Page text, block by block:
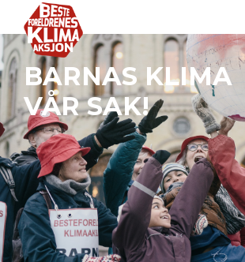
BARNAS KLIMA
VÅR SAK!